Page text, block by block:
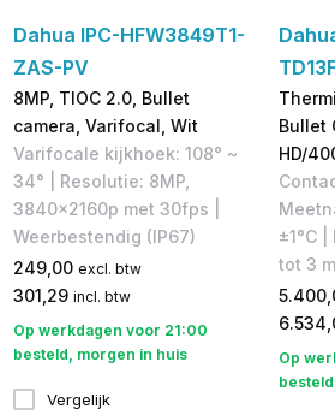
Dahua IPC-HFW3849T1-
ZAS-PV
8MP, TIOC 2.0, Bullet
camera, Varifocal, Wit
Varifocale kijkhoek: 108° ~
34° | Resolutie: 8MP,
3840x2160p met 30fps |
Weerbestendig (IP67)
249,00 excl. btw
301,29 incl. btw
Op werkdagen voor 21:00
besteld, morgen in huis
Vergelijk
Bullet
HD/
±1°C
tot 3
Op